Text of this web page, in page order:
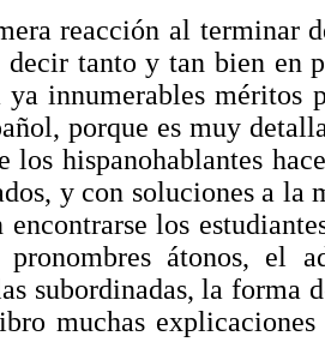
reacción al terminar
decir tanto y tan bien en
ya innumerables méritos
porque es muy
los hispanohablantes
y con soluciones a la
encontrarse los
átonos, el
subordinadas, la forma
muchas